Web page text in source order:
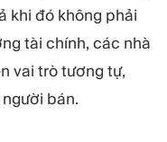
khi đó không phải
tài chính, các nhà
vai trò tương tự,
bán.